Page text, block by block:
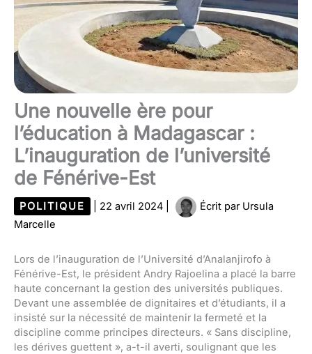
Une nouvelle ère pour
l’éducation à Madagascar :
L’inauguration de l’université
de Fénérive-Est
POLITIQUE 22 avril 2024 Écrit par Ursula
Marcelle
Lors de l’inauguration de l’Université d’Analanjirofo à
Fénérive-Est, le président Andry Rajoelina a placé la barre
haute concernant la gestion des universités publiques.
Devant une assemblée de dignitaires et d’étudiants, il a
insisté sur la nécessité de maintenir la fermeté et la
discipline comme principes directeurs. « Sans discipline,
les dérives guettent », a-t-il averti, soulignant que les